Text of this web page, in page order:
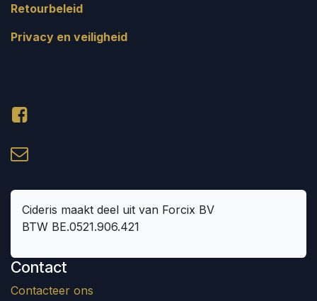
Retourbeleid
Privacy en veiligheid
Cideris maakt deel uit van Forcix BV
BTW BE.0521.906.421
Contact
Contacteer ons